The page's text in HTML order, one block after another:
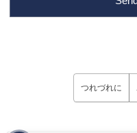
つれづれに